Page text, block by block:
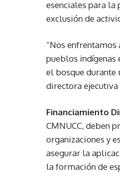
esenciales para la
exclusión de
“Nos
pueblos indígenas
el bosque durante
directora ejecutiva
Financiamiento
CMNUCC, deben
organizaciones y
asegurar la
la formación de